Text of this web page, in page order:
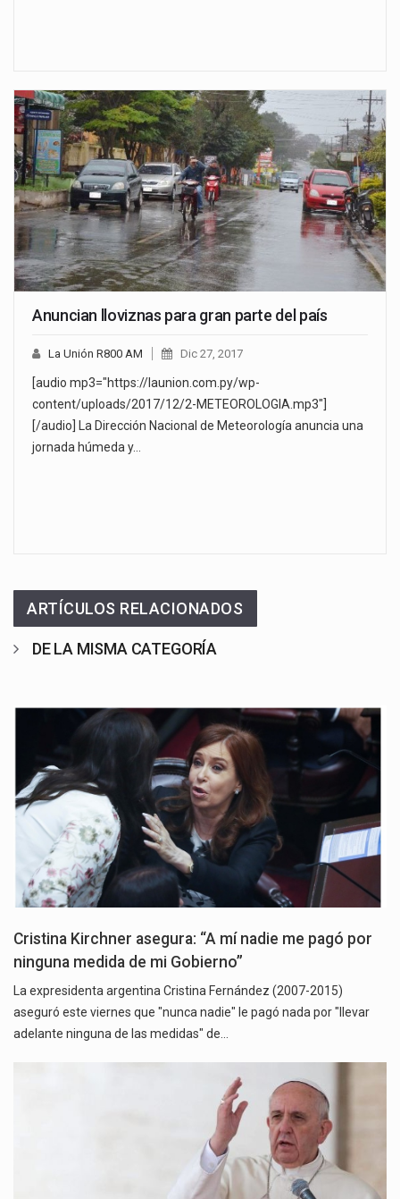
Anuncian lloviznas para gran parte del país
La Unión R800 AM Dic 27, 2017
[audio mp3="https://launion.com.py/wp-
content/uploads/2017/12/2-METEOROLOGIA.mp3"]
[/audio] La Dirección Nacional de Meteorología anuncia una
jornada húmeda y…
ARTÍCULOS RELACIONADOS
DE LA MISMA CATEGORÍA
Cristina Kirchner asegura: “A mí nadie me pagó por
ninguna medida de mi Gobierno”
La expresidenta argentina Cristina Fernández (2007-2015)
aseguró este viernes que "nunca nadie" le pagó nada por "llevar
adelante ninguna de las medidas" de…